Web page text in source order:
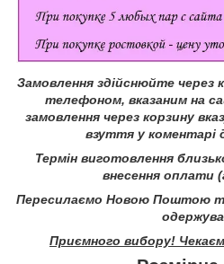
Замовлення здійснюйте через
телефоном, вказаним на
замовлення через корзину
взуття у коментарі
Термін виготовлення
внесення оплати
Пересилаємо Новою Поштою
Приємного вибору!